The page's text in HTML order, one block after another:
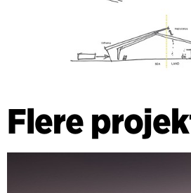
Flere